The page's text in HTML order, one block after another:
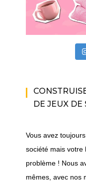
DE JEUX DE
Vous avez
société mais votre
problème ! Nous
mêmes, avec nos